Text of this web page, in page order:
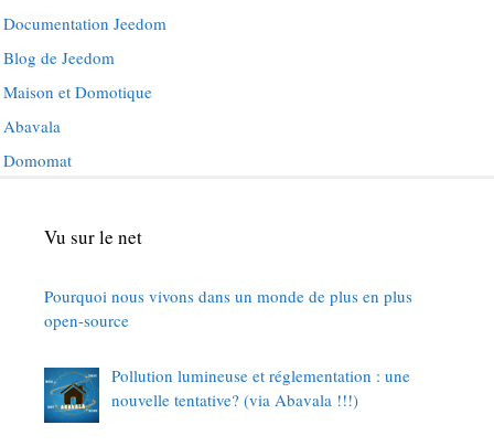
Documentation Jeedom
Blog de Jeedom
Maison et Domotique
Abavala
Domomat
Vu sur le net
Pourquoi nous vivons dans un monde de plus en plus
open-source
Pollution lumineuse et réglementation : une
nouvelle tentative? (via Abavala !!!)